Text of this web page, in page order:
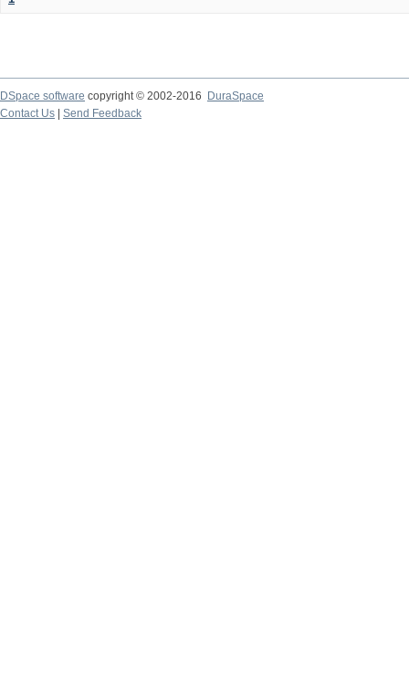
DSpace software copyright © 2002-2016
DuraSpace
Contact Us
Send Feedback